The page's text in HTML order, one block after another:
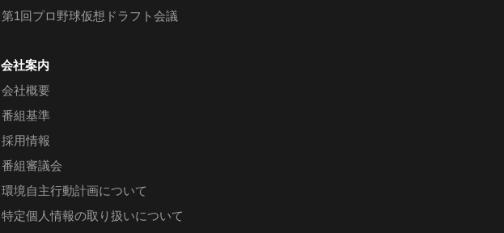
第1回プロ野球仮想ドラフト会議
会社案内
会社概要
番組基準
採用情報
番組審議会
環境自主行動計画について
特定個人情報の取り扱いについて